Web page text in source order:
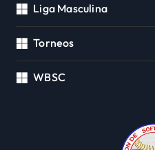
Liga Masculina
Torneos
WBSC